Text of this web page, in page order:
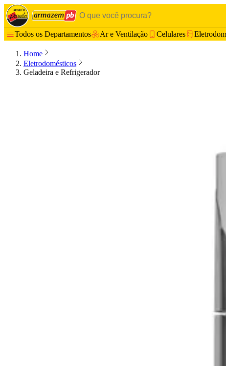
Todos os Departamentos Ar e Ventilação Celulares
Home
Eletrodomésticos
Geladeira e Refrigerador